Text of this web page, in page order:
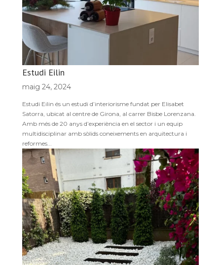
Estudi Eilin
maig 24, 2024
Estudi Eilin és un estudi d’interiorisme fundat per Elisabet
Satorra, ubicat al centre de Girona, al carrer Bisbe Lorenzana.
Amb més de 20 anys d’experiència en el sector i un equip
multidisciplinar amb sòlids coneixements en arquitectura i
reformes...